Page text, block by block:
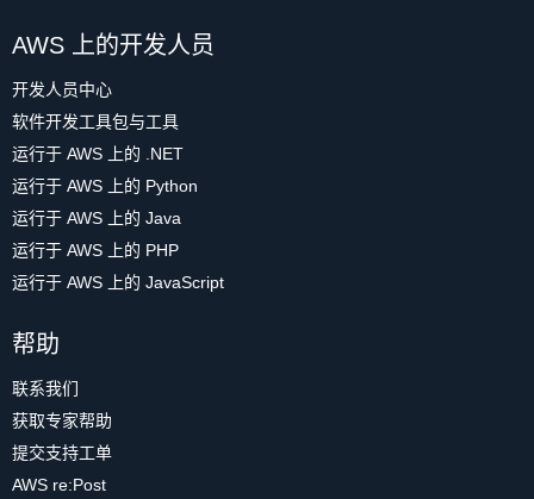
AWS 上的开发人员
开发人员中心
软件开发工具包与工具
运行于 AWS 上的 .NET
运行于 AWS 上的 Python
运行于 AWS 上的 Java
运行于 AWS 上的 PHP
运行于 AWS 上的 JavaScript
帮助
联系我们
获取专家帮助
提交支持工单
AWS re:Post